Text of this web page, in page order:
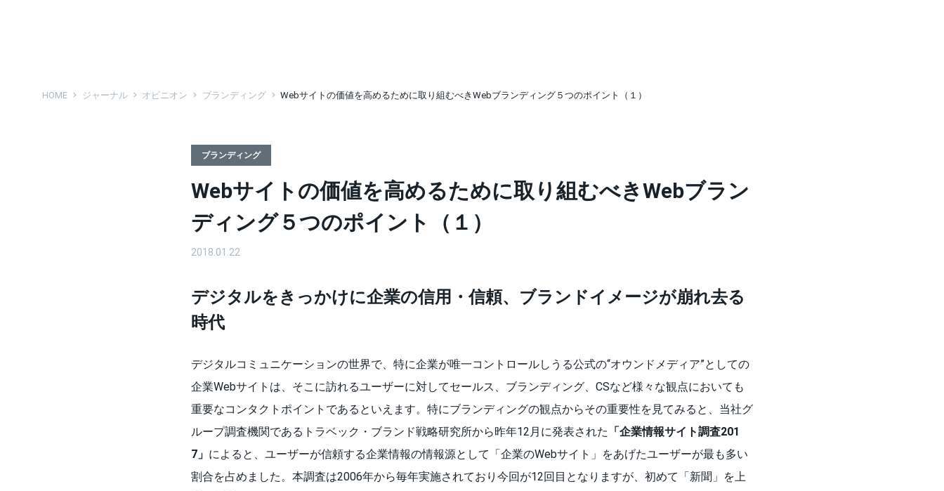
HOME ジャーナル オピニオン ブランディング Webサイトの価値を高めるために取り組むべきWebブランディング５つのポイント（１）
Webサイトの価値を高めるために取り組むべきWebブラン
ディング５つのポイント（１）
ブランディング
2018.01.22
デジタルをきっかけに企業の信用・信頼、ブランドイメージが崩れ去る
時代
デジタルコミュニケーションの世界で、特に企業が唯一コントロールしうる公式の“オウンドメディア”としての
企業Webサイトは、そこに訪れるユーザーに対してセールス、ブランディング、CSなど様々な観点においても
重要なコンタクトポイントであるといえます。特にブランディングの観点からその重要性を見てみると、当社グ
ループ調査機関であるトラベック・ブランド戦略研究所から昨年12月に発表された 「企業情報サイト調査201
7」 によると、ユーザーが信頼する企業情報の情報源として「企業のWebサイト」をあげたユーザーが最も多い
割合を占めました。本調査は2006年から毎年実施されており今回が12回目となりますが、初めて「新聞」を上